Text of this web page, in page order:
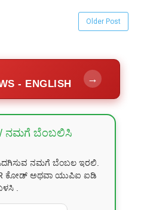
Older Post
- ENGLISH →
/ ನಮಗೆ ಬೆಂಬಲಿಸಿ
ನಮಗೆ ಬೆಂಬಲ ಇರಲಿ.
ಕೋಡ್ ಅಥವಾ ಯುಪಿಐ ಐಡಿ
.